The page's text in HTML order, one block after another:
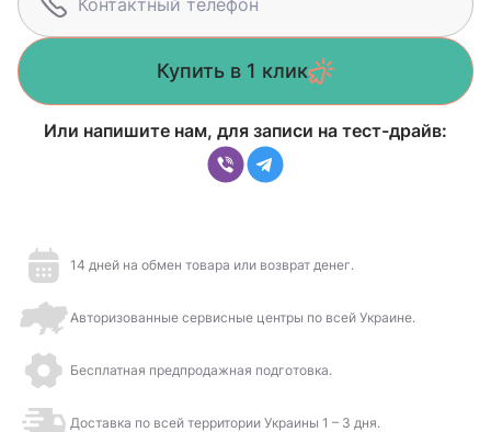
Купить в 1 клик
Или напишите нам, для записи на тест-драйв:
14 дней на обмен товара или возврат денег.
Авторизованные сервисные центры по всей Украине.
Бесплатная предпродажная подготовка.
Доставка по всей территории Украины 1 – 3 дня.